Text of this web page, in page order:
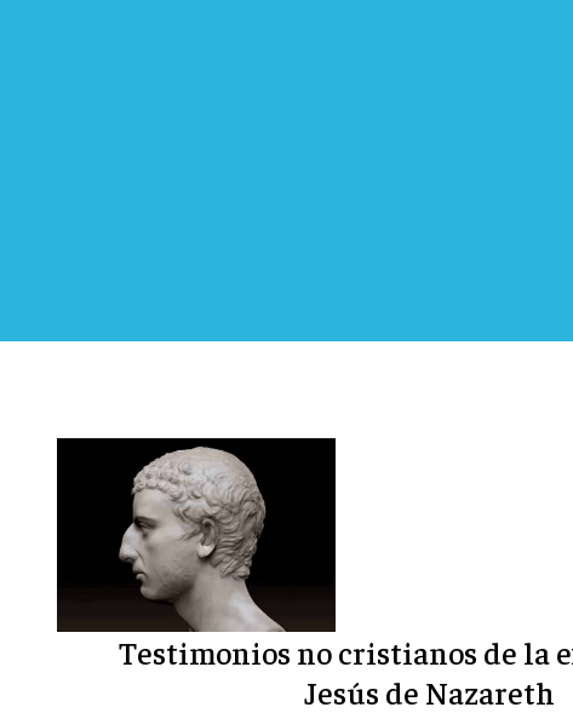
Testimonios no cristianos de la
Jesús de Nazareth